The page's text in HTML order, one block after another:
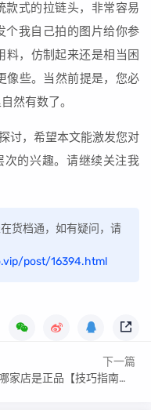
款式的拉链头，非常容易
个我自己拍的图片给你参
料，仿制起来还是相当困
像些。当然前提是，您必
然有数了。
讨，希望本文能激发您对
的兴趣。请继续关注我
货档通，如有疑问，请
post/16394.html
下一篇
家店是正品【技巧指南篇】